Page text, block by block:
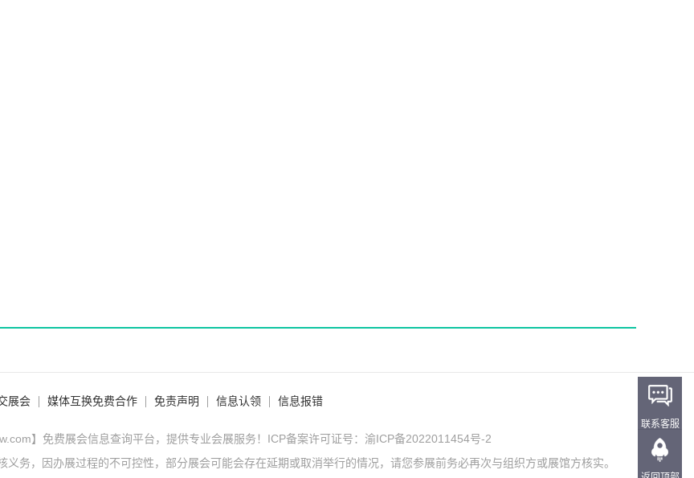
展会 媒体互换免费合作 免责声明 信息认领 信息报错
】免费展会信息查询平台，提供专业会展服务！ICP备案许可证号： 渝ICP备2022011454号-2
务，因办展过程的不可控性，部分展会可能会存在延期或取消举行的情况，请您参展前务必再次与组织方或展馆方核实。
联系客服